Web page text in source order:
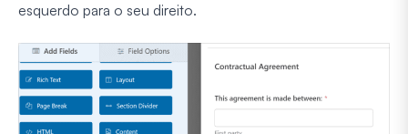
esquerdo para o seu direito.